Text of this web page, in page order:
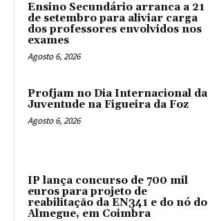
Ensino Secundário arranca a 21
de setembro para aliviar carga
dos professores envolvidos nos
exames
Agosto 6, 2026
Profjam no Dia Internacional da
Juventude na Figueira da Foz
Agosto 6, 2026
IP lança concurso de 700 mil
euros para projeto de
reabilitação da EN341 e do nó do
Almegue, em Coimbra